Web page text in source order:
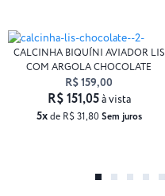
CALCINHA BIQUÍNI AVIADOR LIS
COM ARGOLA CHOCOLATE
R$ 159,00
5xde R$ 31,80 Sem juros
R$ 151,05à vista